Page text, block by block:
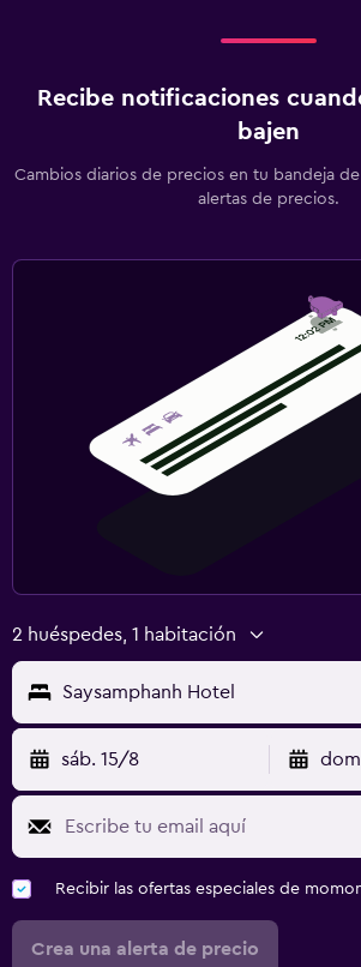
Recibe notificaciones
bajen
Cambios diarios de precios en tu bandeja
alertas de precios.
2 huéspedes, 1 habitación
Saysamphanh Hotel
sáb. 15/8
Recibir las ofertas especiales de
Crea una alerta de precio